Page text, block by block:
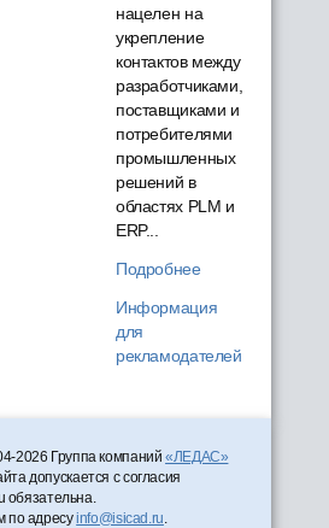
нацелен на
укрепление
контактов между
разработчиками,
поставщиками и
потребителями
промышленных
решений в
областях PLM и
ERP...
Подробнее
Информация
для
рекламодателей
2026 Группа компаний«ЛЕДАС»
допускается с согласия
обязательна.
по адресуinfo@isicad.ru.